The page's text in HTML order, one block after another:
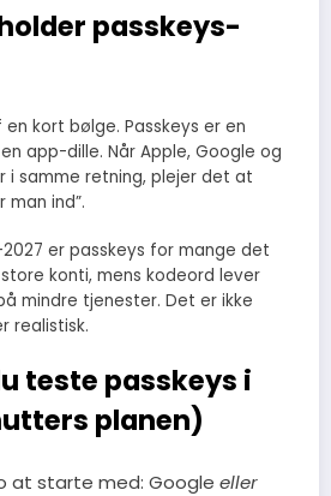
passkeys-
kort bølge. Passkeys er en
app-dille. Når Apple, Google og
i samme retning, plejer det at
man ind”.
er passkeys for mange det
konti, mens kodeord lever
mindre tjenester. Det er ikke
realistisk.
teste passkeys i
planen)
at starte med: Google eller